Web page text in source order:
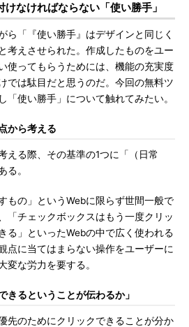
なければならない「使い勝手」
「『使い勝手』はデザインと同じく
考えさせられた。作成したものをユー
使ってもらうためには、機能の充実度
では駄目だと思うのだ。今回の無料ツ
「使い勝手」について触れてみたい。
から考える
る際、その基準の1つに「（日常
る。
もの」というWebに限らず世間一般で
「チェックボックスはもう一度クリッ
る」といったWebの中で広く使われる
点に当てはまらない操作をユーザーに
変な労力を要する。
きるということが伝わるか」
先のためにクリックできることが分か